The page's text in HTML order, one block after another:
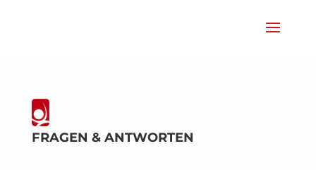
FRAGEN & ANTWORTEN